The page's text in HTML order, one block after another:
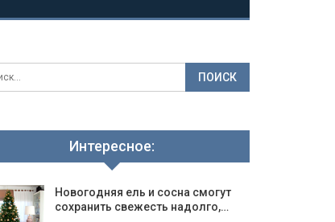
Интересное:
Новогодняя ель и сосна смогут
сохранить свежесть надолго,…